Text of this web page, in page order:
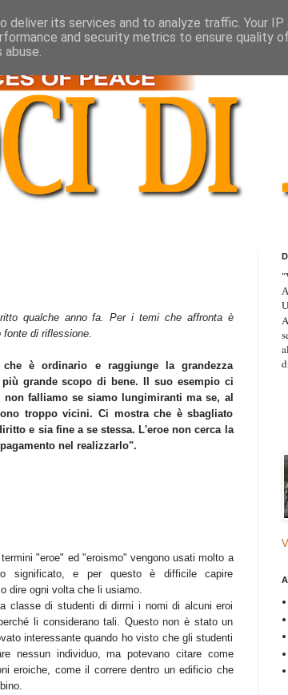
qualche anno fa. Per i temi che affronta è
di riflessione.
è ordinario e raggiunge la grandezza
grande scopo di bene. Il suo esempio ci
non falliamo se siamo lungimiranti ma se, al
troppo vicini. Ci mostra che è sbagliato
e sia fine a se stessa. L'eroe non cerca la
nel realizzarlo".
"eroe" ed "eroismo" vengono usati molto a
significato, e per questo è difficile capire
dire ogni volta che li usiamo.
classe di studenti di dirmi i nomi di alcuni eroi
li considerano tali. Questo non è stato un
interessante quando ho visto che gli studenti
nessun individuo, ma potevano citare come
eroiche, come il correre dentro un edificio che
deliver its services and to analyze traffic. Your IP
and security metrics to ensure quality